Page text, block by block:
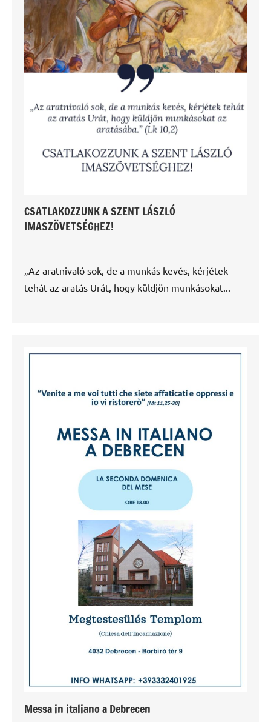
CSATLAKOZZUNK A SZENT LÁSZLÓ
IMASZÖVETSÉGHEZ!
„Az aratnivaló sok, de a munkás kevés, kérjétek
tehát az aratás Urát, hogy küldjön munkásokat...
Messa in italiano a Debrecen